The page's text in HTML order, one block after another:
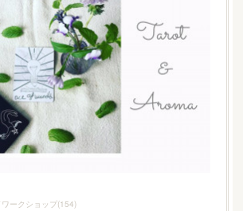
ークショップ(154)